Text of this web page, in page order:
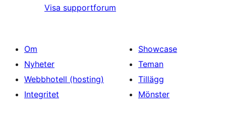
Visa supportforum
Om
Nyheter
Webbhotell (hosting)
Integritet
Showcase
Teman
Tillägg
Mönster